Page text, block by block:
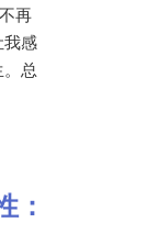
再
感
总
：